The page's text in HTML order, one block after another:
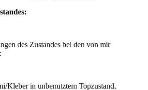
des Zustandes bei den von mir
Kleber in unbenutztem Topzustand,